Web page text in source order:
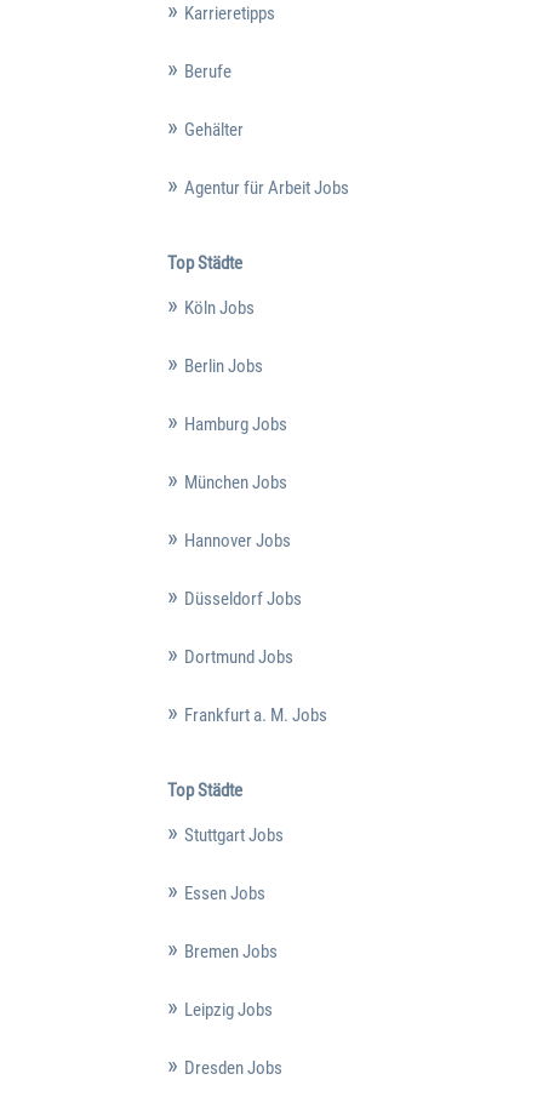
Karrieretipps
Berufe
Gehälter
Agentur für Arbeit Jobs
Top Städte
Köln Jobs
Berlin Jobs
Hamburg Jobs
München Jobs
Hannover Jobs
Düsseldorf Jobs
Dortmund Jobs
Frankfurt a. M. Jobs
Top Städte
Stuttgart Jobs
Essen Jobs
Bremen Jobs
Leipzig Jobs
Dresden Jobs